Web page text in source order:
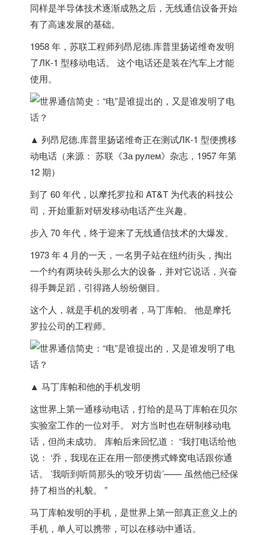
同样是半导体技术逐渐成熟之后，无线通信设备开始
有了高速发展的基础。
1958 年，苏联工程师列昂尼德.库普里扬诺维奇发明
了ЛК-1 型移动电话。 这个电话还是装在汽车上才能
使用。
▲ 列昂尼德.库普里扬诺维奇正在测试ЛК-1 型便携移
动电话（来源： 苏联《За рулем》杂志，1957 年第
12 期）
到了 60 年代，以摩托罗拉和 AT&T 为代表的科技公
司，开始重新对研发移动电话产生兴趣。
步入 70 年代，终于迎来了无线通信技术的大爆发。
1973 年 4 月的一天，一名男子站在纽约街头，掏出
一个约有两块砖头那么大的设备，并对它说话，兴奋
得手舞足蹈，引得路人纷纷侧目。
这个人，就是手机的发明者 ，马丁库帕。 他是摩托
罗拉公司的工程师。
▲ 马丁库帕和他的手机发明
这世界上第一通移动电话，打给的是马丁库帕在贝尔
实验室工作的一位对手。 对方当时也在研制移动电
话，但尚未成功。 库帕后来回忆道： “我打电话给他
说： ‘乔，我现在正在用一部便携式蜂窝电话跟你通
话。 ’我听到听筒那头的‘咬牙切齿’—— 虽然他已经保
持了相当的礼貌。 ”
马丁库帕发明的手机，是世界上第一部真正意义上的
手机，单人可以携带，可以在移动中通话。